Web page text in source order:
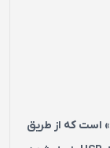
ماوس «MR-40» محصولی از شرکت «MACHER» است که از طریق